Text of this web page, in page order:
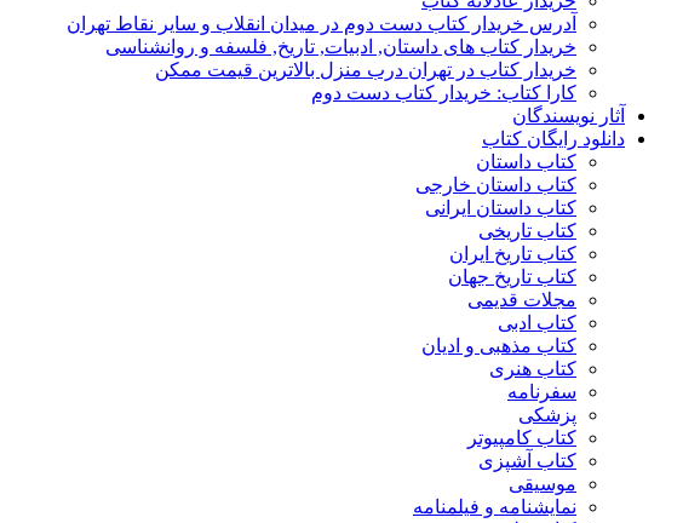
آدرس خریدار کتاب دست دوم در میدان انقلاب و سایر نقاط تهران
خریدار کتاب های داستان, ادبیات, تاریخ, فلسفه و روانشناسی
خریدار کتاب در تهران درب منزل بالاترین قیمت ممکن
کارا کتاب: خریدار کتاب دست دوم
آثار نویسندگان
دانلود رایگان کتاب
کتاب داستان
کتاب داستان خارجی
کتاب داستان ایرانی
کتاب تاریخی
کتاب تاریخ ایران
کتاب تاریخ جهان
مجلات قدیمی
کتاب ادبی
کتاب مذهبی و ادیان
کتاب هنری
سفرنامه
پزشکی
کتاب کامپیوتر
کتاب آشپزی
موسیقی
نمایشنامه و فیلمنامه